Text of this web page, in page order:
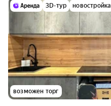
3D-тур новостройка
возможен торг